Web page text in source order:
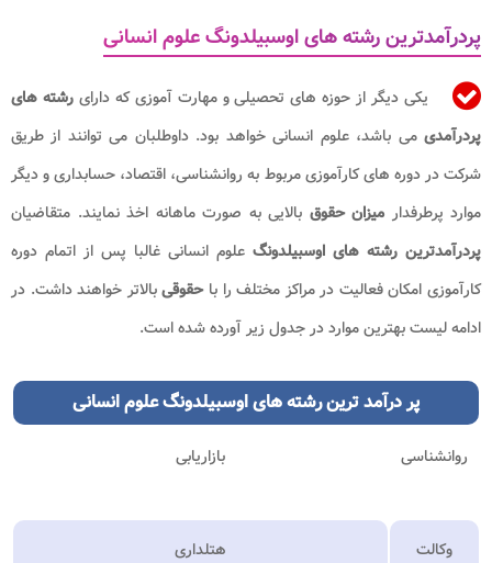
پردرآمدترین رشته های اوسبیلدونگ علوم انسانی
یکی دیگر از حوزه های تحصیلی و مهارت آموزی که دارای رشته های
پردرآمدی می باشد، علوم انسانی خواهد بود. داوطلبان می توانند از طریق
شرکت در دوره های کارآموزی مربوط به روانشناسی، اقتصاد، حسابداری و دیگر
موارد پرطرفدار میزان حقوق بالایی به صورت ماهانه اخذ نمایند. متقاضیان
پردرآمدترین رشته های اوسبیلدونگ علوم انسانی غالبا پس از اتمام دوره
کارآموزی امکان فعالیت در مراکز مختلف را باحقوقیبالاتر خواهند داشت. در
ادامه لیست بهترین موارد در جدول زیر آورده شده است.
پر درآمد ترین رشته های اوسبیلدونگعلوم انسانی
روانشناسی بازاریابی
وکالت هتلداری